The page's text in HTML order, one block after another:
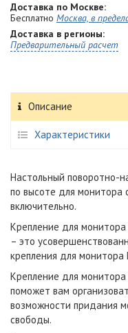
Доставка по Москве:
Бесплатно Москва, в
Доставка в регионы:
Предварительный расчет
Описание
Характеристики
Настольный поворотно-
по высоте для
включительно.
Крепление для
– это
крепления для монитора
Крепление для
поможет вам
возможности придания
свободы.